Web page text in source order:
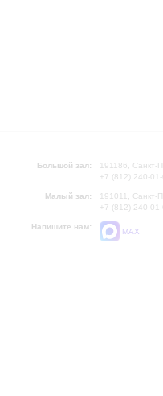
Большой зал:
191186, Санкт-
+7 (812) 240-
Малый зал:
191011, Санкт-
+7 (812) 240-
Напишите нам:
MAX